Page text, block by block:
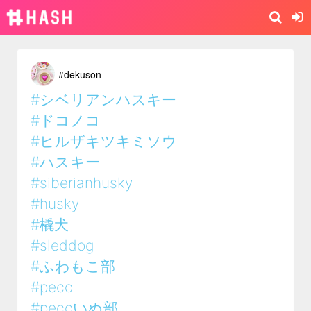
#dekuson
#シベリアンハスキー
#ドコノコ
#ヒルザキツキミソウ
#ハスキー
#siberianhusky
#husky
#橇犬
#sleddog
#ふわもこ部
#peco